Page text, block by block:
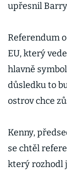
upřesnil
Referendum
EU, který
hlavně
důsledku to
ostrov chce
Kenny,
se chtěl
který rozhodl